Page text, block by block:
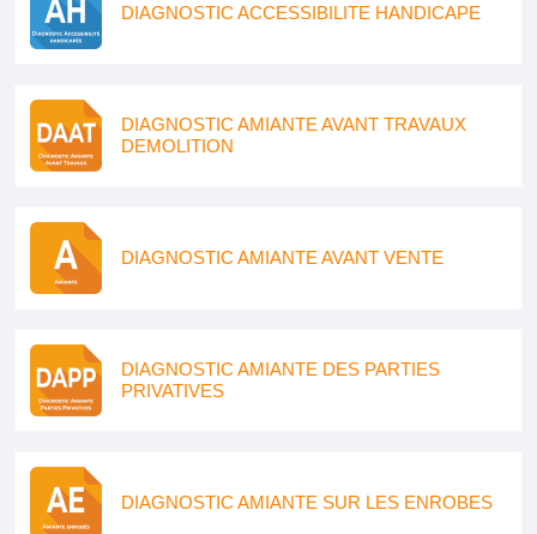
DIAGNOSTIC ACCESSIBILITE HANDICAPE
DIAGNOSTIC AMIANTE AVANT TRAVAUX
DEMOLITION
DIAGNOSTIC AMIANTE AVANT VENTE
DIAGNOSTIC AMIANTE DES PARTIES
PRIVATIVES
DIAGNOSTIC AMIANTE SUR LES ENROBES